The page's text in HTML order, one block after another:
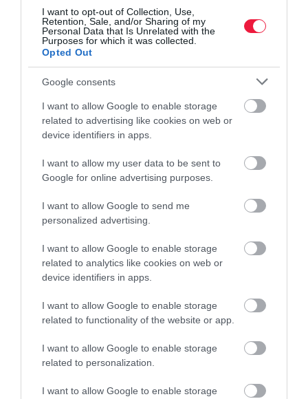
I want to opt-out of Collection, Use,
Retention, Sale, and/or Sharing of my
Personal Data that Is Unrelated with the
Purposes for which it was collected.
Opted Out
Google consents
I want to allow Google to enable storage
related to advertising like cookies on web or
device identifiers in apps.
I want to allow my user data to be sent to
Google for online advertising purposes.
I want to allow Google to send me
personalized advertising.
I want to allow Google to enable storage
related to analytics like cookies on web or
device identifiers in apps.
I want to allow Google to enable storage
related to functionality of the website or app.
I want to allow Google to enable storage
related to personalization.
I want to allow Google to enable storage
INGATLAN
Hogyan is adózik a lakáskiadás? Emlékeztető a
NAV-tól
A következő hetekben sok egyetemista és főiskolás keres
lakhatást, ezért nemcsak nekik, hanem a lakásukat kiadóknak is
ezt megtette. Nem…